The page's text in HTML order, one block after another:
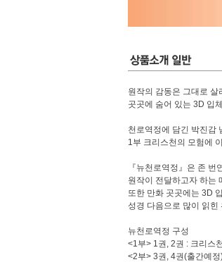
원작의 감동은 그대로
곳곳에 숨어 있는 3D 입
천로역정에 담긴 박진감
1부 크리스천의 모험에
『뉴천로역정』은 존
원작이 전달하고자 하는
또한 만화 곳곳에는 3D
성경 다음으로 많이 읽
뉴천로역정 구성
<1부> 1권, 2권 : 크리스
<2부> 3권, 4권(출간예